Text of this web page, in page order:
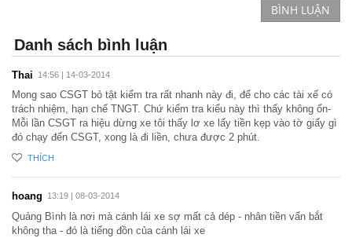
BÌNH LUẬN
Danh sách bình luận
Thai 14:56 | 14-03-2014
Mong sao CSGT bỏ tật kiểm tra rất nhanh này đi, để cho các tài xế có
trách nhiệm, hạn chế TNGT. Chứ kiểm tra kiểu này thì thấy không ổn-
Mỗi lần CSGT ra hiệu dừng xe tôi thấy lơ xe lấy tiền kẹp vào tờ giấy gì
đó chạy đến CSGT, xong là đi liền, chưa được 2 phút.
THÍCH
hoang 13:19 | 08-03-2014
Quảng Bình là nơi mà cánh lái xe sợ mất cả dép - nhân tiền vẩn bắt
không tha - đó là tiếng đồn của cánh lái xe